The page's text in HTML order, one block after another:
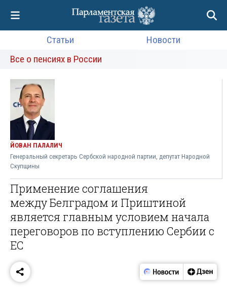
Статьи
Новости
Все о пенсиях в России
ЙОВАН ПАЛАЛИЧ
Генеральный секретарь Сербской народной партии, депутат Народной
Скупщины
Применение соглашения
между Белградом и Приштиной
является главным условием начала
переговоров по вступлению Сербии с
ЕС